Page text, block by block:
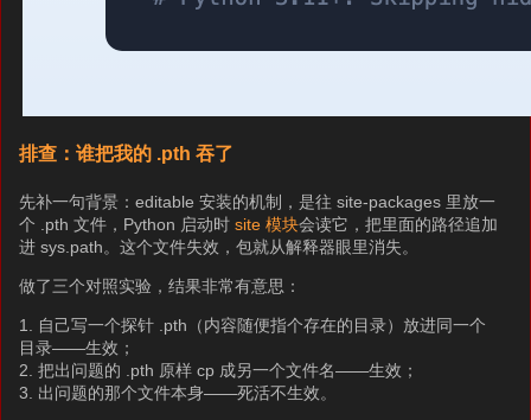
排查：谁把我的 .pth 吞了
先补一句背景：editable 安装的机制，是往 site-packages 里放一
个 .pth 文件，Python 启动时site 模块会读它，把里面的路径追加
进 sys.path。这个文件失效，包就从解释器眼里消失。
做了三个对照实验，结果非常有意思：
1. 自己写一个探针 .pth（内容随便指个存在的目录）放进同一个
目录——生效；
2. 把出问题的 .pth 原样 cp 成另一个文件名——生效；
3. 出问题的那个文件本身——死活不生效。